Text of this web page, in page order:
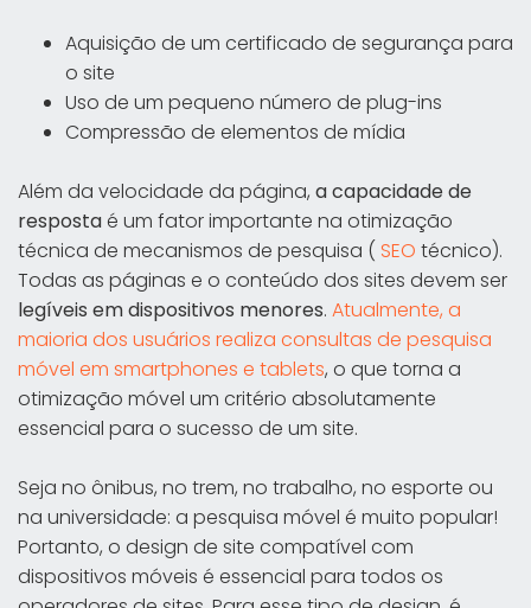
Aquisição de um certificado de segurança para
o site
Uso de um pequeno número de plug-ins
Compressão de elementos de mídia
Além da velocidade da página, a capacidade de
respostaé um fator importante na otimização
técnica de mecanismos de pesquisa ( SEO técnico).
Todas as páginas e o conteúdo dos sites devem ser
legíveis em dispositivos menores. Atualmente, a
maioria dos usuários realiza consultas de pesquisa
móvel em smartphones e tablets, o que torna a
otimização móvel um critério absolutamente
essencial para o sucesso de um site.
Seja no ônibus, no trem, no trabalho, no esporte ou
na universidade: a pesquisa móvel é muito popular!
Portanto, o design de site compatível com
dispositivos móveis é essencial para todos os